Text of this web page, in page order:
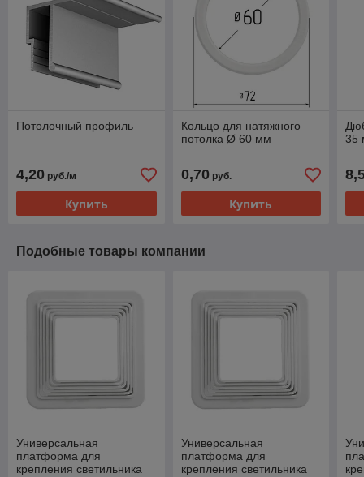
Потолочный профиль
4,20 руб./м
Купить
Кольцо для натяжного
потолка Ø 60 мм
0,70руб.
Купить
35
Подобные товары компании
Универсальная
платформа для
крепления светильника
Универсальная
платформа для
крепления светильника